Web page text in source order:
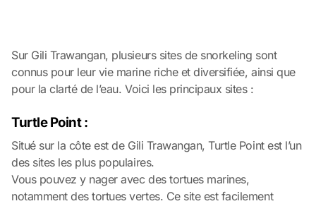
Sur Gili Trawangan, plusieurs sites de snorkeling sont
connus pour leur vie marine riche et diversifiée, ainsi que
pour la clarté de l’eau. Voici les principaux sites :
Turtle Point :
Situé sur la côte est de Gili Trawangan, Turtle Point est l’un
des sites les plus populaires.
Vous pouvez y nager avec des tortues marines,
notamment des tortues vertes. Ce site est facilement